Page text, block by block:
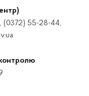
(0372) 55-28-44,
контролю